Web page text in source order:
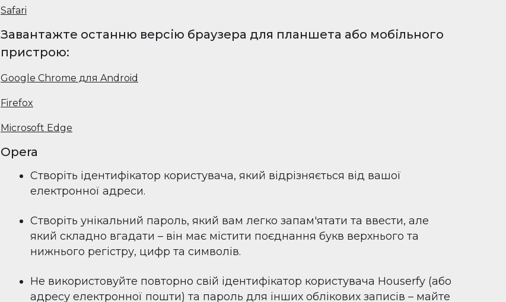
Safari
Завантажте останню версію браузера для планшета або мобільного
пристрою:
Google Chrome для Android
Firefox
Microsoft Edge
Opera
Створіть ідентифікатор користувача, який відрізняється від вашої
електронної адреси.
Створіть унікальний пароль, який вам легко запам'ятати та ввести, але
який складно вгадати – він має містити поєднання букв верхнього та
нижнього регістру, цифр та символів.
Не використовуйте повторно свій ідентифікатор користувача Houserfy (або
адресу електронної пошти) та пароль для інших облікових записів – майте